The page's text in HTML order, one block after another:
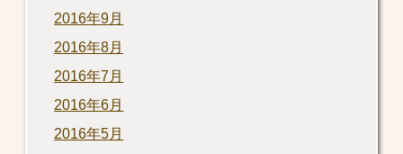
2016年9月
2016年8月
2016年7月
2016年6月
2016年5月